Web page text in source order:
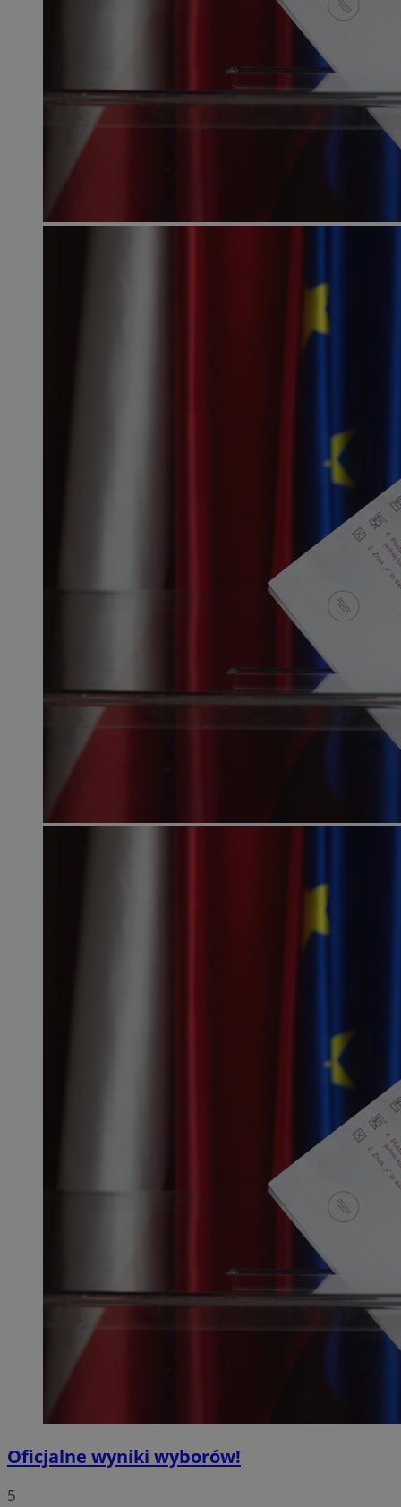
Oficjalne wyniki wyborów!
5